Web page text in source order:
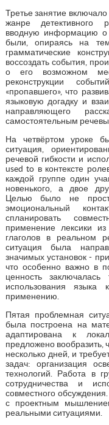
Третье занятие
жанре детективного
вводную информацию о
были, опираясь на
грамматические
воссоздать события,
о его возможном
реконструкции
«пропавшего», что
языковую догадку и
направляющего
самостоятельным
На четвёртом уроке
ситуация,
речевой гибкости и
used to в контексте
каждой группе один
новенького, а двое
Целью было не
эмоциональный
спланировать
применение лексики
глаголов в реальном
ситуация была
значимых установок -
что особенно важно в
ценность
использования языка
применению.
Пятая проблемная
была построена на
адаптирована к
предложено вообразить,
несколько дней, и
задач: организация
технологий. Работа в
сотрудничества и
совместного
с проектным
реальными ситуациями.